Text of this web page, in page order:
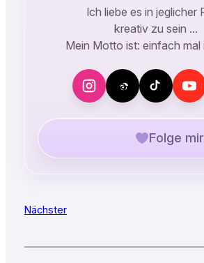
Ich liebe es in jeglicher
kreativ zu sein …
Mein Motto ist: einfach mal
Folge mir
Nächster